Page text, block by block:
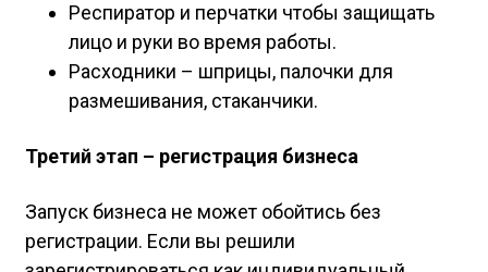
Респиратор и перчатки чтобы защищать
лицо и руки во время работы.
Расходники – шприцы, палочки для
размешивания, стаканчики.
Третий этап – регистрация бизнеса
Запуск бизнеса не может обойтись без
регистрации. Если вы решили